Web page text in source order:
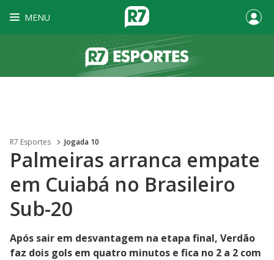
MENU
R7 Esportes Jogada 10
Palmeiras arranca empate
em Cuiabá no Brasileiro
Sub-20
Após sair em desvantagem na etapa final, Verdão
faz dois gols em quatro minutos e fica no 2 a 2 com